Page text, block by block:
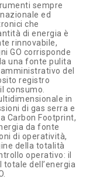
sempre
ed
che
di energia è
rinnovabile,
GO corrisponde
una fonte pulita
del
registro
consumo.
in
di gas serra e
Carbon Footprint,
da fonte
di operatività,
della totalità
operativo: il
totale dell’energia